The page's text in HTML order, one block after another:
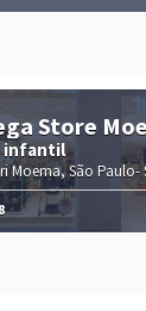
Store
infantil
Moema,São Paulo-